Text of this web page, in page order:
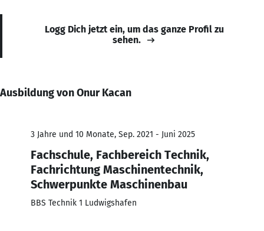
Logg Dich jetzt ein, um das ganze Profil zu
sehen.
Ausbildung von Onur Kacan
3 Jahre und 10 Monate, Sep. 2021 - Juni 2025
Fachschule, Fachbereich Technik,
Fachrichtung Maschinentechnik,
Schwerpunkte Maschinenbau
BBS Technik 1 Ludwigshafen